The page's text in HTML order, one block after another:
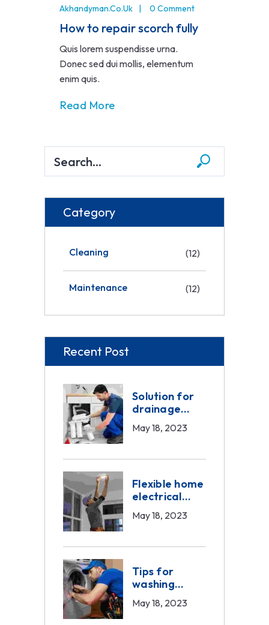
Akhandyman.co.uk 0 Comment
How to repair scorch fully
Quis lorem suspendisse urna.
Donec sed dui mollis, elementum
enim quis.
Read More
Category
Cleaning (12)
Maintenance (12)
Recent Post
Solution for
drainage
problems
May 18, 2023
Flexible home
electrical
work
May 18, 2023
Tips for
washing
machine
service
May 18, 2023